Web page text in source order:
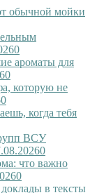
обычной мойки
0
ароматы для
0
которую не
0
когда тебя
ВСУ
0
что важно
0
в тексты